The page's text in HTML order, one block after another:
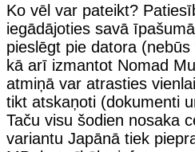
Ko vēl var pateikt?
iegādājoties savā
pieslēgt pie datora
kā arī izmantot Nomad
atmiņā var atrasties
tikt atskaņoti (dokumenti
Taču visu šodien nosaka
variantu Japānā tiek